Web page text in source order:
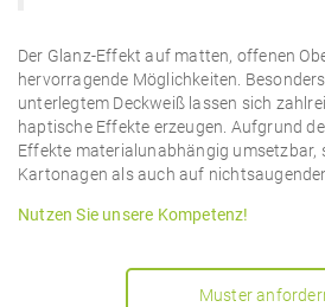
Der Glanz-Effekt auf matten, offenen
hervorragende Möglichkeiten.
unterlegtem Deckweiß lassen sich
haptische Effekte erzeugen. Aufgrund
Effekte materialunabhängig umsetzbar,
Kartonagen als auch auf
Nutzen Sie unsere Kompetenz!
Muster